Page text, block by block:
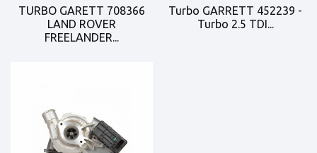
TURBO GARETT 708366
LAND ROVER
FREELANDER...
Turbo GARRETT 452239 -
Turbo 2.5 TDI...